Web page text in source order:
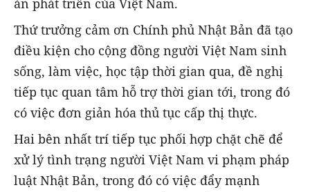
án phát triển của Việt Nam.
Thứ trưởng cảm ơn Chính phủ Nhật Bản đã tạo
điều kiện cho cộng đồng người Việt Nam sinh
sống, làm việc, học tập thời gian qua, đề nghị
tiếp tục quan tâm hỗ trợ thời gian tới, trong đó
có việc đơn giản hóa thủ tục cấp thị thực.
Hai bên nhất trí tiếp tục phối hợp chặt chẽ để
xử lý tình trạng người Việt Nam vi phạm pháp
luật Nhật Bản, trong đó có việc đẩy mạnh